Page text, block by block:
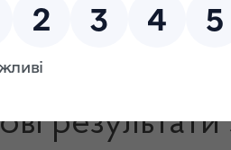
1 півріччя 2021 року Державної